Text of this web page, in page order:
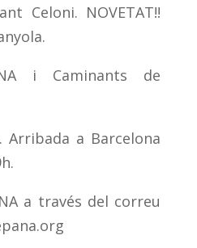
Celoni. NOVETAT!!
i Caminants de
a Barcelona
a través del correu